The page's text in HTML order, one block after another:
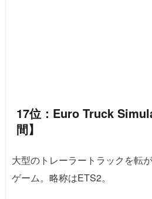
17位：Euro Truck
間】
大型のトレーラートラックを転
ゲーム。略称はETS2。